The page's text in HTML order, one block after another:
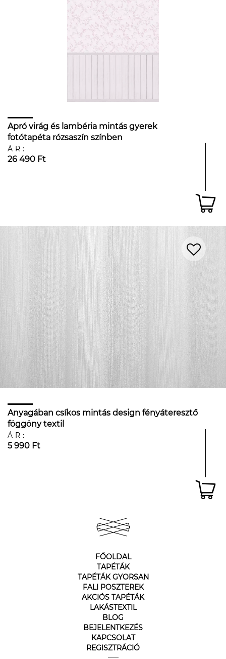
Apró virág és lambéria mintás gyerek
fotótapéta rózsaszín színben
ÁR:
26 490 Ft
Anyagában csíkos mintás design fényáteresztő
föggöny textil
ÁR:
5 990 Ft
FŐOLDAL
TAPÉTÁK
TAPÉTÁK GYORSAN
FALI POSZTEREK
AKCIÓS TAPÉTÁK
LAKÁSTEXTIL
BLOG
BEJELENTKEZÉS
KAPCSOLAT
REGISZTRÁCIÓ